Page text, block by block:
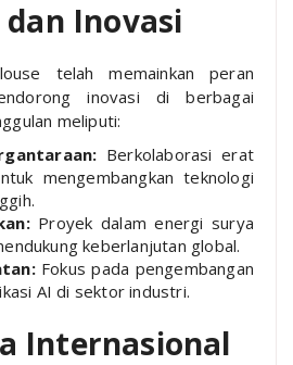
Inovasi
telah memainkan peran
inovasi di berbagai
meliputi:
Berkolaborasi erat
mengembangkan teknologi
Proyek dalam energi surya
keberlanjutan global.
Fokus pada pengembangan
AI di sektor industri.
Internasional